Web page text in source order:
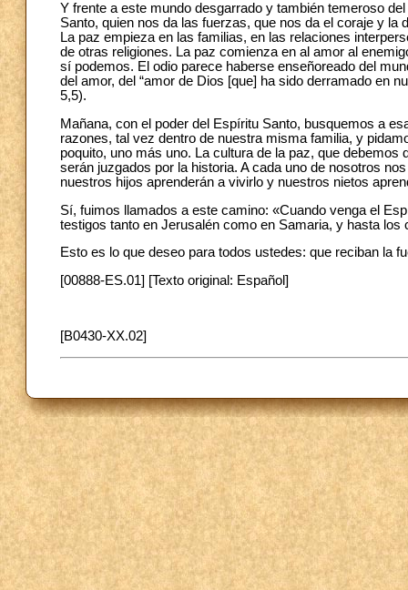
Y frente a este mundo desgarrado y también temeroso
Santo, quien nos da las fuerzas, que nos da el coraje y la
La paz empieza en las familias, en las relaciones
de otras religiones. La paz comienza en al amor al
sí podemos. El odio parece haberse enseñoreado del
del amor, del “amor de Dios [que] ha sido derramado en
5,5).
Mañana, con el poder del Espíritu Santo, busquemos a
razones, tal vez dentro de nuestra misma familia, y
poquito, uno más uno. La cultura de la paz, que
serán juzgados por la historia. A cada uno de nosotros
nuestros hijos aprenderán a vivirlo y nuestros nietos
Sí, fuimos llamados a este camino: «Cuando venga el
testigos tanto en Jerusalén como en Samaria, y hasta los
Esto es lo que deseo para todos ustedes: que reciban la
[00888-ES.01] [Texto original: Español]
[B0430-XX.02]